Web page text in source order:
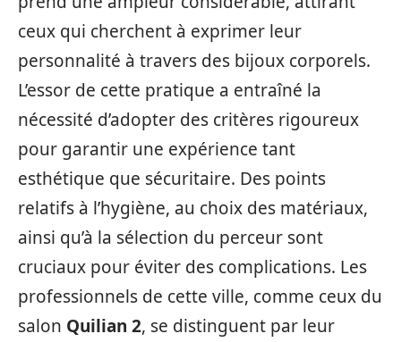
ceux qui cherchent à exprimer leur
personnalité à travers des bijoux corporels.
L’essor de cette pratique a entraîné la
nécessité d’adopter des critères rigoureux
pour garantir une expérience tant
esthétique que sécuritaire. Des points
relatifs à l’hygiène, au choix des matériaux,
ainsi qu’à la sélection du perceur sont
cruciaux pour éviter des complications. Les
professionnels de cette ville, comme ceux du
salon Quilian 2, se distinguent par leur